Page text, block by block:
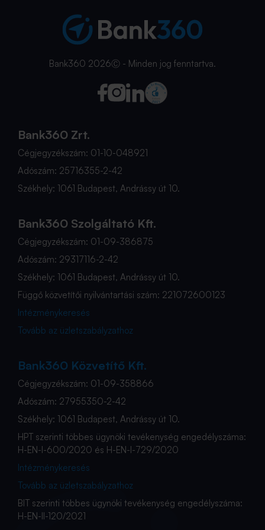
Bank360 2026Ⓒ - Minden jog fenntartva.
Bank360 Zrt.
Cégjegyzékszám: 01-10-048921
Adószám: 25716355-2-42
Székhely: 1061 Budapest, Andrássy út 10.
Bank360 Szolgáltató Kft.
Cégjegyzékszám: 01-09-386875
Adószám: 29317116-2-42
Székhely: 1061 Budapest, Andrássy út 10.
Függő közvetítői nyilvántartási szám: 221072600123
Intézménykeresés
Tovább az üzletszabályzathoz
Bank360 Közvetítő Kft.
Cégjegyzékszám: 01-09-358866
Adószám: 27955350-2-42
Székhely: 1061 Budapest, Andrássy út 10.
HPT szerinti többes ügynöki tevékenység engedélyszáma:
H-EN-I-600/2020 és H-EN-I-729/2020
Intézménykeresés
Tovább az üzletszabályzathoz
BIT szerinti többes ügynöki tevékenység engedélyszáma:
H-EN-II-120/2021